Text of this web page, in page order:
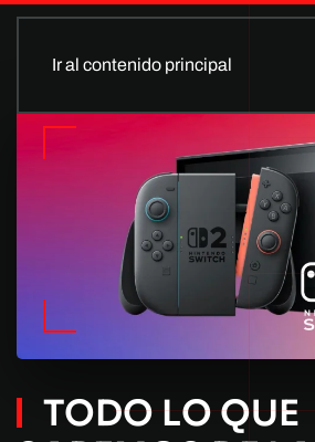
Ir al contenido principal
TODO LO QUE